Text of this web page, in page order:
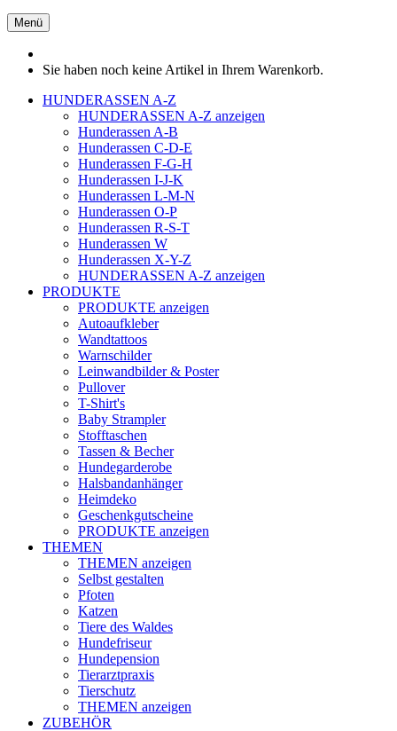
Menü
Sie haben noch keine Artikel in Ihrem Warenkorb.
HUNDERASSEN A-Z
HUNDERASSEN A-Z anzeigen
Hunderassen A-B
Hunderassen C-D-E
Hunderassen F-G-H
Hunderassen I-J-K
Hunderassen L-M-N
Hunderassen O-P
Hunderassen R-S-T
Hunderassen W
Hunderassen X-Y-Z
HUNDERASSEN A-Z anzeigen
PRODUKTE
PRODUKTE anzeigen
Autoaufkleber
Wandtattoos
Warnschilder
Leinwandbilder & Poster
Pullover
T-Shirt's
Baby Strampler
Stofftaschen
Tassen & Becher
Hundegarderobe
Halsbandanhänger
Heimdeko
Geschenkgutscheine
PRODUKTE anzeigen
THEMEN
THEMEN anzeigen
Selbst gestalten
Pfoten
Katzen
Tiere des Waldes
Hundefriseur
Hundepension
Tierarztpraxis
Tierschutz
THEMEN anzeigen
ZUBEHÖR